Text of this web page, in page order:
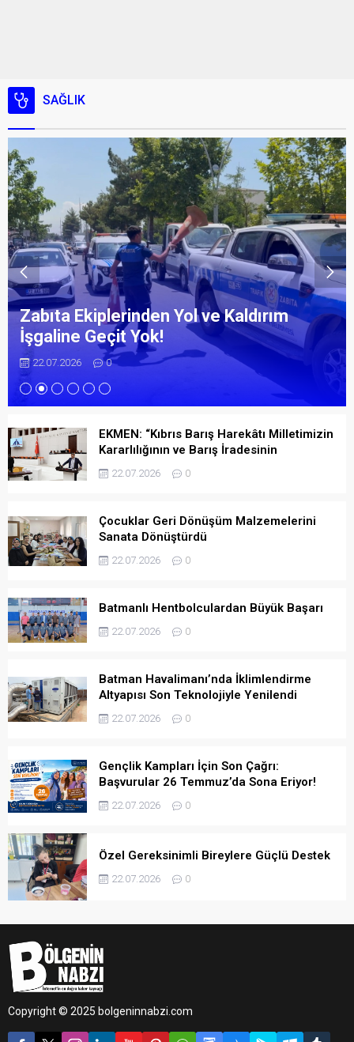
SAĞLIK
Zabıta Ekiplerinden Yol ve Kaldırım
İşgaline Geçit Yok!
22.07.2026 0
EKMEN: “Kıbrıs Barış Harekâtı Milletimizin
Kararlılığının ve Barış İradesinin
Simgesidir”
22.07.2026 0
Çocuklar Geri Dönüşüm Malzemelerini
Sanata Dönüştürdü
22.07.2026 0
Batmanlı Hentbolculardan Büyük Başarı
22.07.2026 0
Batman Havalimanı’nda İklimlendirme
Altyapısı Son Teknolojiyle Yenilendi
22.07.2026 0
Gençlik Kampları İçin Son Çağrı:
Başvurular 26 Temmuz’da Sona Eriyor!
22.07.2026 0
Özel Gereksinimli Bireylere Güçlü Destek
22.07.2026 0
Copyright © 2025 bolgeninnabzi.com